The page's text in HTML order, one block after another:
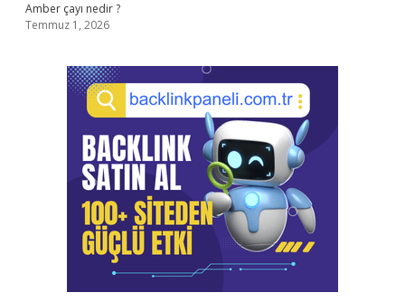
Amber çayı nedir ?
Temmuz 1, 2026